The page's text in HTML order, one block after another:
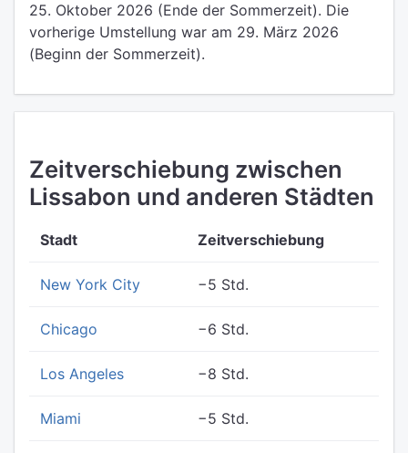
25. Oktober 2026 (Ende der Sommerzeit). Die
vorherige Umstellung war am 29. März 2026
(Beginn der Sommerzeit).
Zeitverschiebung zwischen
Lissabon und anderen Städten
Stadt Zeitverschiebung
New York City −5 Std.
Chicago −6 Std.
Los Angeles −8 Std.
Miami −5 Std.